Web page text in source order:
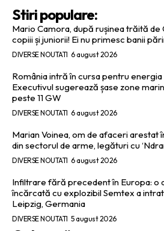
Stiri populare:
Mario Camora, după rușinea trăită de
copiii și juniorii! Ei nu primesc banii
DIVERSE NOUTATI 6 august 2026
România intră în cursa pentru
Executivul sugerează șase zone
peste 11 GW
DIVERSE NOUTATI 6 august 2026
Marian Voinea, om de afaceri arestat
din sectorul de arme, legături cu
DIVERSE NOUTATI 6 august 2026
Infiltrare fără precedent în Europa: o
încărcată cu explozibil Semtex a
Leipzig, Germania
DIVERSE NOUTATI 5 august 2026